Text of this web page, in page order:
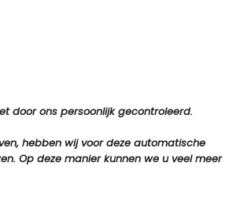
door ons persoonlijk gecontroleerd.
hebben wij voor deze automatische
Op deze manier kunnen we u veel meer